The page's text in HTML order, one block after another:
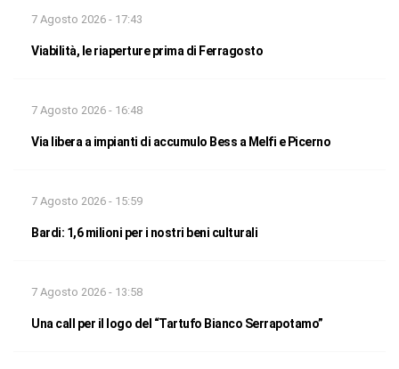
7 Agosto 2026 - 17:43
Viabilità, le riaperture prima di Ferragosto
7 Agosto 2026 - 16:48
Via libera a impianti di accumulo Bess a Melfi e Picerno
7 Agosto 2026 - 15:59
Bardi: 1,6 milioni per i nostri beni culturali
7 Agosto 2026 - 13:58
Una call per il logo del “Tartufo Bianco Serrapotamo”